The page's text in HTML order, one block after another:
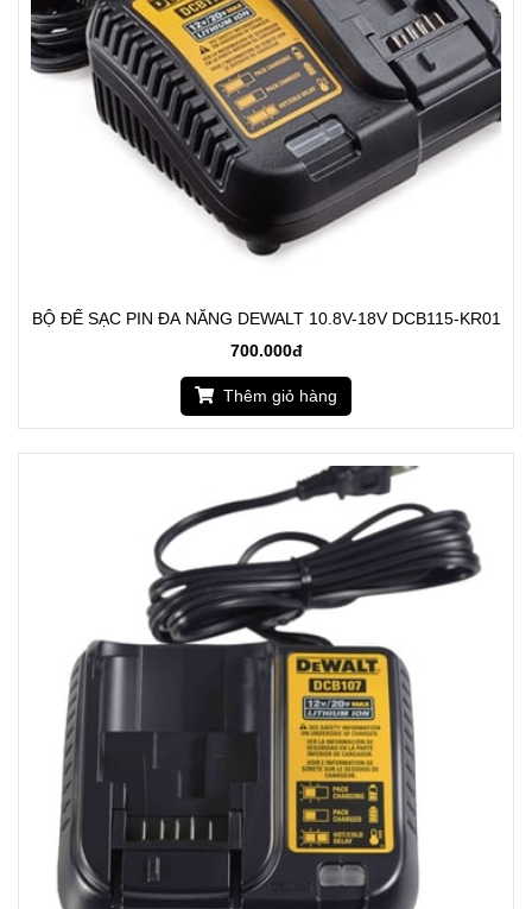
BỘ ĐẾ SẠC PIN ĐA NĂNG DEWALT 10.8V-18V DCB115-KR01
700.000đ
Thêm giỏ hàng